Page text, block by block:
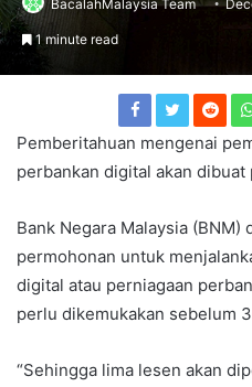
BacalahMalaysia Team
1 minute read
Pemberitahuan mengenai
perbankan digital akan
Bank Negara Malaysia (BNM)
permohonan untuk
digital atau perniagaan
perlu dikemukakan sebelum
“Sehingga lima lesen akan